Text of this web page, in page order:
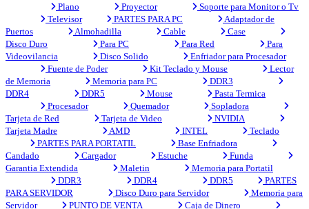
Plano
Proyector
Soporte para Monitor o Tv
Televisor
PARTES PARA PC
Adaptador de
Puertos
Almohadilla Cable
Case
Disco Duro
Para PC Para Red
Para
Videovilancia
Disco Solido
Enfriador para Procesador
Fuente de Poder
Kit Teclado y Mouse
Lector
de Memoria
Memoria para PC
DDR3
DDR4
DDR5 Mouse
Pasta Termica
Procesador
Quemador
Sopladora
Tarjeta de Red
Tarjeta de Video
NVIDIA
Tarjeta Madre
AMD INTEL
Teclado
PARTES PARA PORTATIL
Base Enfriadora
Candado
Cargador Estuche
Funda
Garantia Extendida
Maletin
Memoria para Portatil
DDR3
DDR4 DDR5
PARTES
PARA SERVIDOR
Disco Duro para Servidor
Memoria para
Servidor
PUNTO DE VENTA Caja de Dinero